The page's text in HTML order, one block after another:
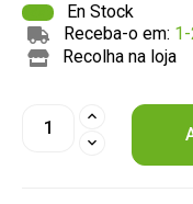
En Stock
Receba-o em:
Recolha na loja